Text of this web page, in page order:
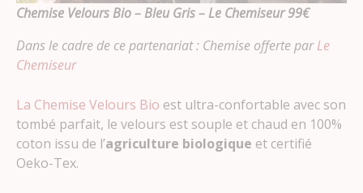
Chemise Velours Bio – Bleu Gris – Le Chemiseur 99€
Dans le cadre de ce partenariat : Chemise offerte parLe
Chemiseur
La Chemise Velours Bio est ultra-confortable avec son
tombé parfait, le velours est souple et chaud en 100%
coton issu de l’agriculture biologique et certifié
Oeko-Tex.